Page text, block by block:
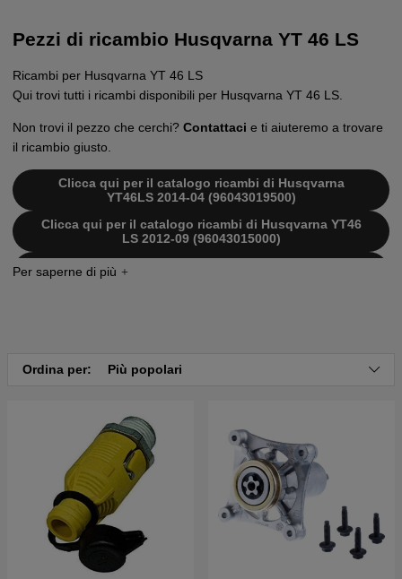
Pezzi di ricambio Husqvarna YT 46 LS
Ricambi per Husqvarna YT 46 LS
Qui trovi tutti i ricambi disponibili per Husqvarna YT 46 LS.
Non trovi il pezzo che cerchi? Contattaci e ti aiuteremo a trovare
il ricambio giusto.
Clicca qui per il catalogo ricambi di Husqvarna
YT46LS 2014-04 (96043019500)
Clicca qui per il catalogo ricambi di Husqvarna YT46
LS 2012-09 (96043015000)
Clicca qui per il catalogo ricambi di Husqvarna YT46
LS 2012-10 (96043015100)
YT46LS 2014-04 (96043019500)
Clicca qui per il catalogo ricambi di Husqvarna
YT46LS 2016-09 (96048010100)
Ordina per: Più popolari